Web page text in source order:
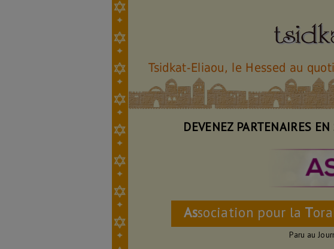
Tsidkat-Eliaou, le Hessed au
DEVENEZ PARTENAIRES
Association pour la T
Paru au